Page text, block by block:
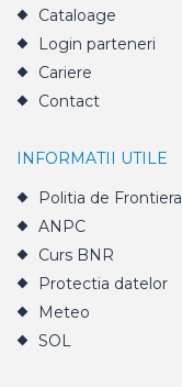
Cataloage
Login parteneri
Cariere
Contact
INFORMATII UTILE
Politia de Frontiera
ANPC
Curs BNR
Protectia datelor
Meteo
SOL